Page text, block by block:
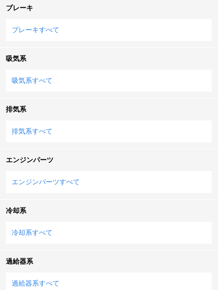
ブレーキ
ブレーキすべて
吸気系
吸気系すべて
排気系
排気系すべて
エンジンパーツ
エンジンパーツすべて
冷却系
冷却系すべて
過給器系
過給器系すべて